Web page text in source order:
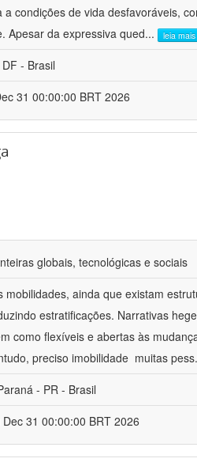
condições de vida desfavoráveis,
Apesar da expressiva qued... leia mais
- Brasil
31 00:00:00 BRT 2026
globais, tecnológicas e sociais
ainda que existam
estratificações. Narrativas
como flexíveis e abertas às
preciso imobilidade  muitas pess
- PR - Brasil
31 00:00:00 BRT 2026